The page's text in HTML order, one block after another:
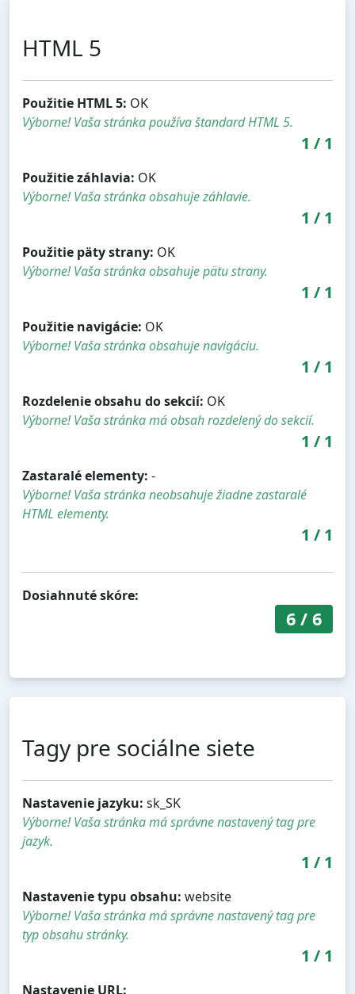
HTML 5
Použitie HTML 5: OK
Výborne! Vaša stránka používa štandard HTML 5.
1 / 1
Použitie záhlavia: OK
Výborne! Vaša stránka obsahuje záhlavie.
1 / 1
Použitie päty strany: OK
Výborne! Vaša stránka obsahuje pätu strany.
1 / 1
Použitie navigácie: OK
Výborne! Vaša stránka obsahuje navigáciu.
1 / 1
Rozdelenie obsahu do sekcií: OK
Výborne! Vaša stránka má obsah rozdelený do sekcií.
1 / 1
Zastaralé elementy: -
Výborne! Vaša stránka neobsahuje žiadne zastaralé
HTML elementy.
1 / 1
Dosiahnuté skóre:
6/ 6
Tagy pre sociálne siete
Nastavenie jazyku: sk_SK
Výborne! Vaša stránka má správne nastavený tag pre
jazyk.
1 / 1
Nastavenie typu obsahu: website
Výborne! Vaša stránka má správne nastavený tag pre
typ obsahu stránky.
1 / 1
Nastavenie URL: